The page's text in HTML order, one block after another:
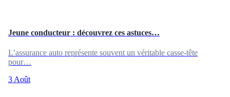
Jeune conducteur : découvrez ces astuces…
L’assurance auto représente souvent un véritable casse-tête
pour…
3 Août